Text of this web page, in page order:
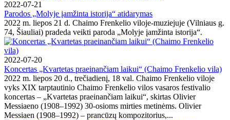
2022-07-21
Parodos „Molyje įamžinta istorija“ atidarymas
2022 m. liepos 21 d. Chaimo Frenkelio viloje-muziejuje (Vilniaus g.
74, Šiauliai) pradeda veikti paroda „Molyje įamžinta istorija“.
2022-07-20
Koncertas „Kvartetas praeinančiam laikui“ (Chaimo Frenkelio vila)
2022 m. liepos 20 d., trečiadienį, 18 val. Chaimo Frenkelio viloje
vyks XIX tarptautinio Chaimo Frenkelio vilos vasaros festivalio
koncertas – „Kvartetas praeinančiam laikui“, skirtas Olivier
Messiaeno (1908–1992) 30-osioms mirties metinėms. Olivier
Messiaen (1908–1992) – prancūzų kompozitorius,...